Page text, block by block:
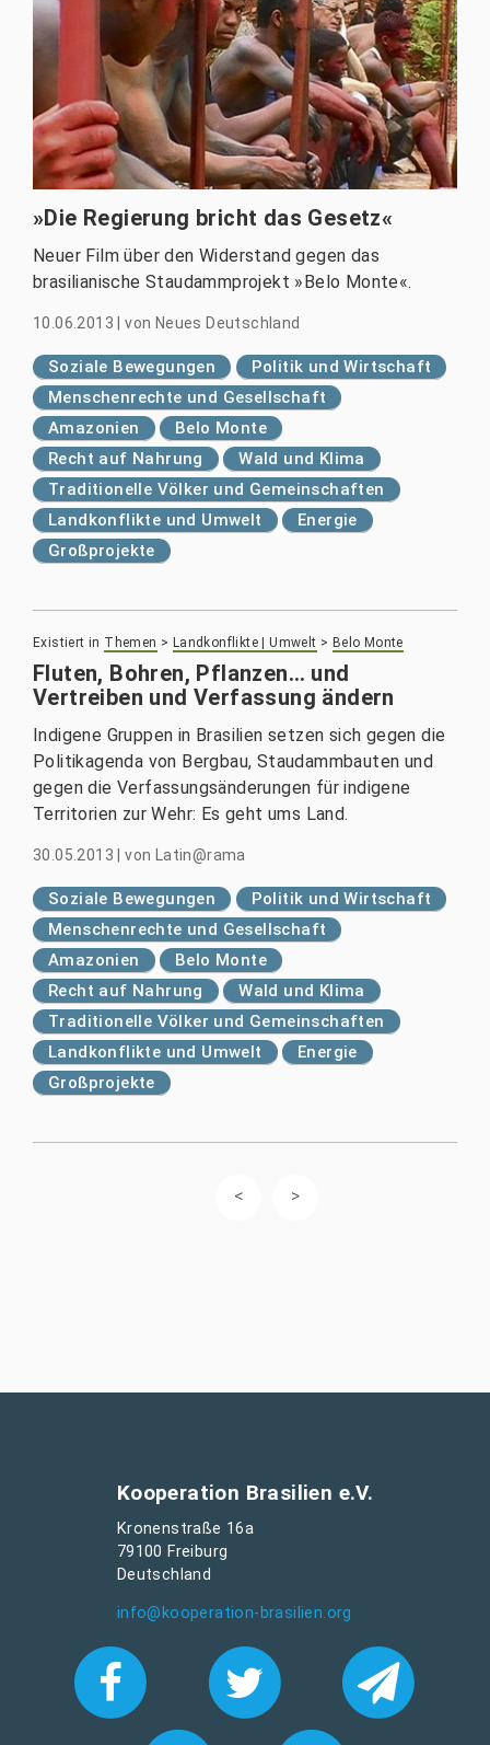
»Die Regierung bricht das Gesetz«
Neuer Film über den Widerstand gegen das
brasilianische Staudammprojekt »Belo Monte«.
10.06.2013 |von Neues Deutschland
Soziale Bewegungen
Politik und Wirtschaft
Menschenrechte und Gesellschaft
Amazonien
Belo Monte
Recht auf Nahrung
Wald und Klima
Traditionelle Völker und Gemeinschaften
Landkonflikte und Umwelt
Energie
Großprojekte
Existiert in Themen > Landkonflikte | Umwelt > Belo Monte
Fluten, Bohren, Pflanzen… und
Vertreiben und Verfassung ändern
Indigene Gruppen in Brasilien setzen sich gegen die
Politikagenda von Bergbau, Staudammbauten und
gegen die Verfassungsänderungen für indigene
Territorien zur Wehr: Es geht ums Land.
30.05.2013 |von Latin@rama
Soziale Bewegungen
Politik und Wirtschaft
Menschenrechte und Gesellschaft
Amazonien
Belo Monte
Recht auf Nahrung
Wald und Klima
Traditionelle Völker und Gemeinschaften
Landkonflikte und Umwelt
Energie
Großprojekte
Kooperation Brasilien e.V.
Kronenstraße 16a
79100 Freiburg
Deutschland
info@kooperation-brasilien.org